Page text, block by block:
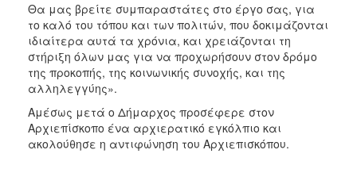
Θα μας βρείτε συμπαραστάτες στο έργο σας, για
το καλό του τόπου και των πολιτών, που δοκιμάζονται
ιδιαίτερα αυτά τα χρόνια, και χρειάζονται τη
στήριξη όλων μας για να προχωρήσουν στον δρόμο
της προκοπής, της κοινωνικής συνοχής, και της
αλληλεγγύης».
Αμέσως μετά ο Δήμαρχος προσέφερε στον
Αρχιεπίσκοπο ένα αρχιερατικό εγκόλπιο και
ακολούθησε η αντιφώνηση του Αρχιεπισκόπου.